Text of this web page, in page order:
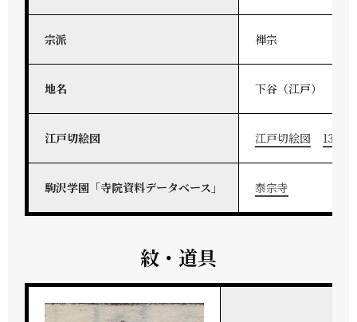
宗派 禅宗
地名 下谷（江戸）
江戸切絵図 江戸切絵図 13-305
駒沢学園「寺院資料データベース」 泰宗寺
紋・道具